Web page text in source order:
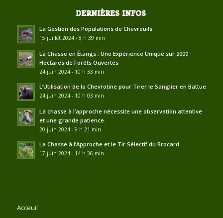
DERNIÈRES INFOS
La Gestion des Populations de Chevreuils
15 juillet 2024 - 8 h 39 min
La Chasse en Étangs : Une Expérience Unique sur 2000
Hectares de Forêts Ouvertes
24 juin 2024 - 10 h 33 min
L’Utilisation de la Chevrotine pour Tirer le Sanglier en Battue
24 juin 2024 - 10 h 03 min
La chasse à l’approche nécessite une observation attentive
et une grande patience.
20 juin 2024 - 9 h 21 min
La Chasse à l’Approche et le Tir Sélectif du Brocard
17 juin 2024 - 14 h 36 min
Acceuil